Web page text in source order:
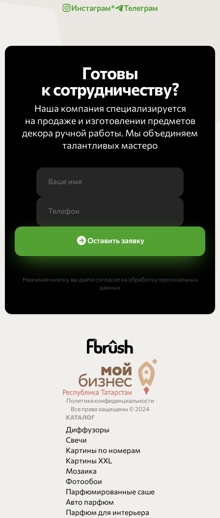
Инстаграм* Телеграм
Готовы
к сотрудничеству?
Наша компания специализируется
на продаже и изготовлении предметов
декора ручной работы. Мы объединяем
талантливых мастеро
Оставить заявку
Нажимая кнопку, вы даете согласие на обработку персональных
данных
Политика конфиденциальности
Все права защищены © 2024
КАТАЛОГ
Диффузоры
Свечи
Картины по номерам
Картины XXL
Мозаика
Фотообои
Парфюмированные саше
Авто парфюм
Парфюм для интерьера